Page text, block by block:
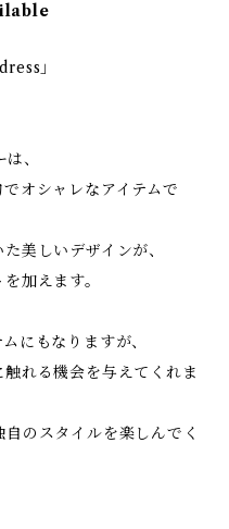
」
、
オシャレなアイテムで
美しいデザインが、
加えます。
にもなりますが、
れる機会を与えてくれま
のスタイルを楽しんでく